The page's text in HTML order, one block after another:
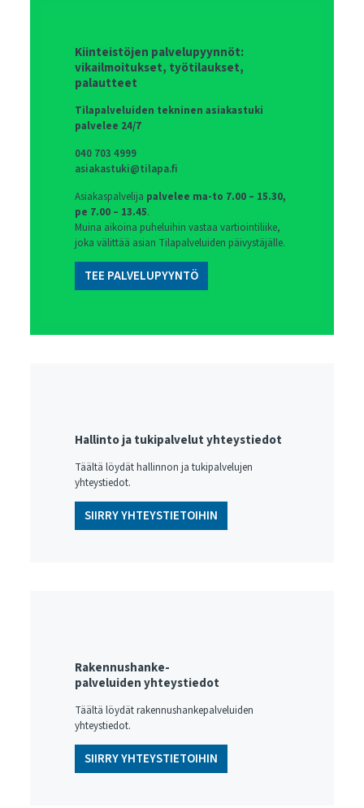
Kiinteistöjen palvelupyynnöt:
vikailmoitukset, työtilaukset,
palautteet
Tilapalveluiden tekninen asiakastuki
palvelee 24/7
040 703 4999
asiakastuki@tilapa.fi
Asiakaspalvelija palvelee ma-to 7.00 – 15.30,
pe 7.00 – 13.45.
Muina aikoina puheluihin vastaa vartiointiliike,
joka välittää asian Tilapalveluiden päivystäjälle.
TEE PALVELUPYYNTÖ
Hallinto ja tukipalvelut yhteystiedot
Täältä löydät hallinnon ja tukipalvelujen
yhteystiedot.
SIIRRY YHTEYSTIETOIHIN
Rakennushanke-
palveluiden yhteystiedot
Täältä löydät rakennushankepalveluiden
yhteystiedot.
SIIRRY YHTEYSTIETOIHIN